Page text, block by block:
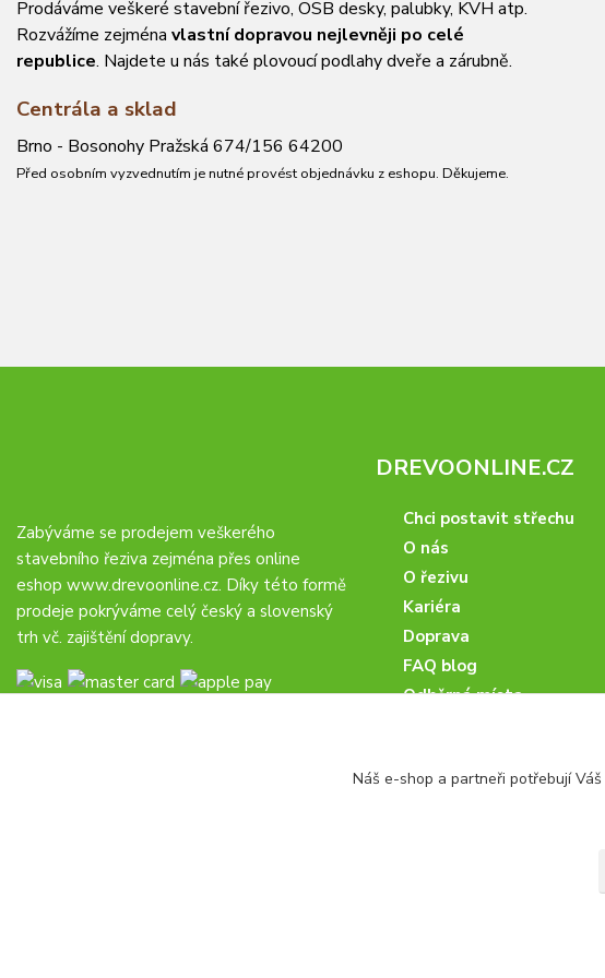
Prodáváme veškeré stavební řezivo, OSB desky, palubky, KVH atp.
Rozvážíme zejména vlastní dopravou nejlevněji po celé
republice. Najdete u nás také plovoucí podlahy dveře a zárubně.
Centrála a sklad
Brno - Bosonohy Pražská 674/156 64200
Před osobním vyzvednutím je nutné provést objednávku z eshopu. Děkujeme.
Zabýváme se prodejem veškerého
stavebního řeziva zejména přes online
eshop www.drevoonline.cz. Díky této formě
prodeje pokrýváme celý český a slovenský
trh vč. zajištění dopravy.
DREVOONLINE.CZ
Chci postavit střechu
O nás
O řezivu
Kariéra
Doprava
FAQ blog
Odběrná místa
Obchodní partneři
Náš e-shop a partneři potřebují Váš